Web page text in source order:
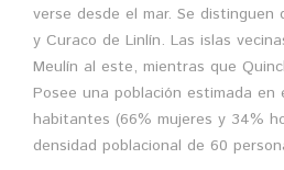
verse desde el mar. Se distinguen
y Curaco de Linlín. Las islas
Meulín al este, mientras que
Posee una población estimada en
habitantes (66% mujeres y 34%
densidad poblacional de 60